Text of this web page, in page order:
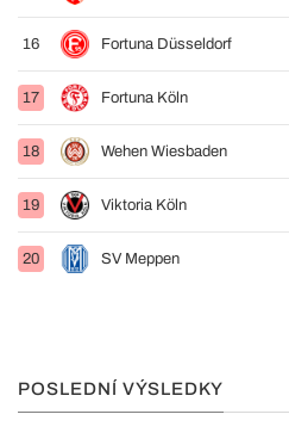
16 Fortuna Düsseldorf
17 Fortuna Köln
18 Wehen Wiesbaden
19 Viktoria Köln
20 SV Meppen
POSLEDNÍ VÝSLEDKY